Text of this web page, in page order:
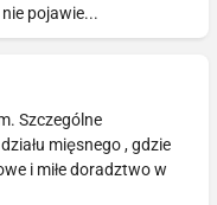
pojawie...
Szczególne
mięsnego , gdzie
i miłe doradztwo w